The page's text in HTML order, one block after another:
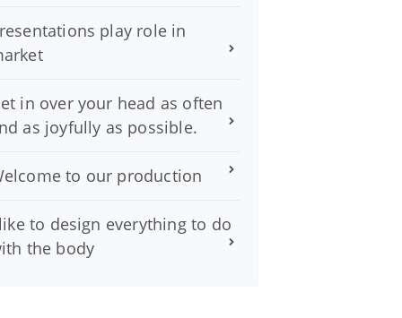
play role in
in over your head as often
as joyfully as possible.
to our production
to design everything to do
the body